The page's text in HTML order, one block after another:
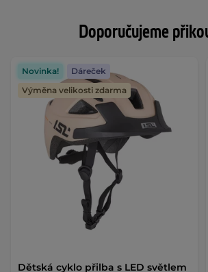
Doporučujeme
Dětská cyklo přilba s LED světlem
Novinka!
Dáreček
Výměna velikosti zdarma